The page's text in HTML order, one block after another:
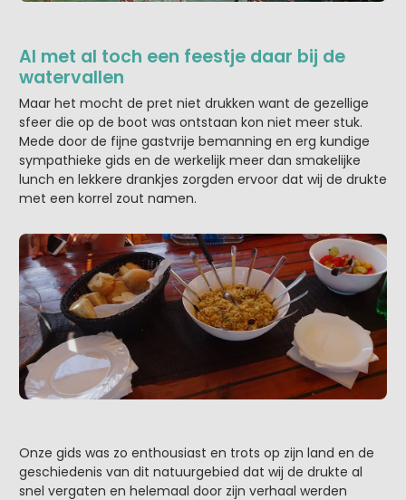
Al met al toch een feestje daar bij de
watervallen
Maar het mocht de pret niet drukken want de gezellige
sfeer die op de boot was ontstaan kon niet meer stuk.
Mede door de fijne gastvrije bemanning en erg kundige
sympathieke gids en de werkelijk meer dan smakelijke
lunch en lekkere drankjes zorgden ervoor dat wij de drukte
met een korrel zout namen.
Onze gids was zo enthousiast en trots op zijn land en de
geschiedenis van dit natuurgebied dat wij de drukte al
snel vergaten en helemaal door zijn verhaal werden